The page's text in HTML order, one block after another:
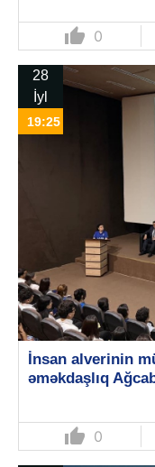
thumb_up 0
28
İyl
19:25
İnsan alverinin
əməkdaşlıq
thumb_up 0